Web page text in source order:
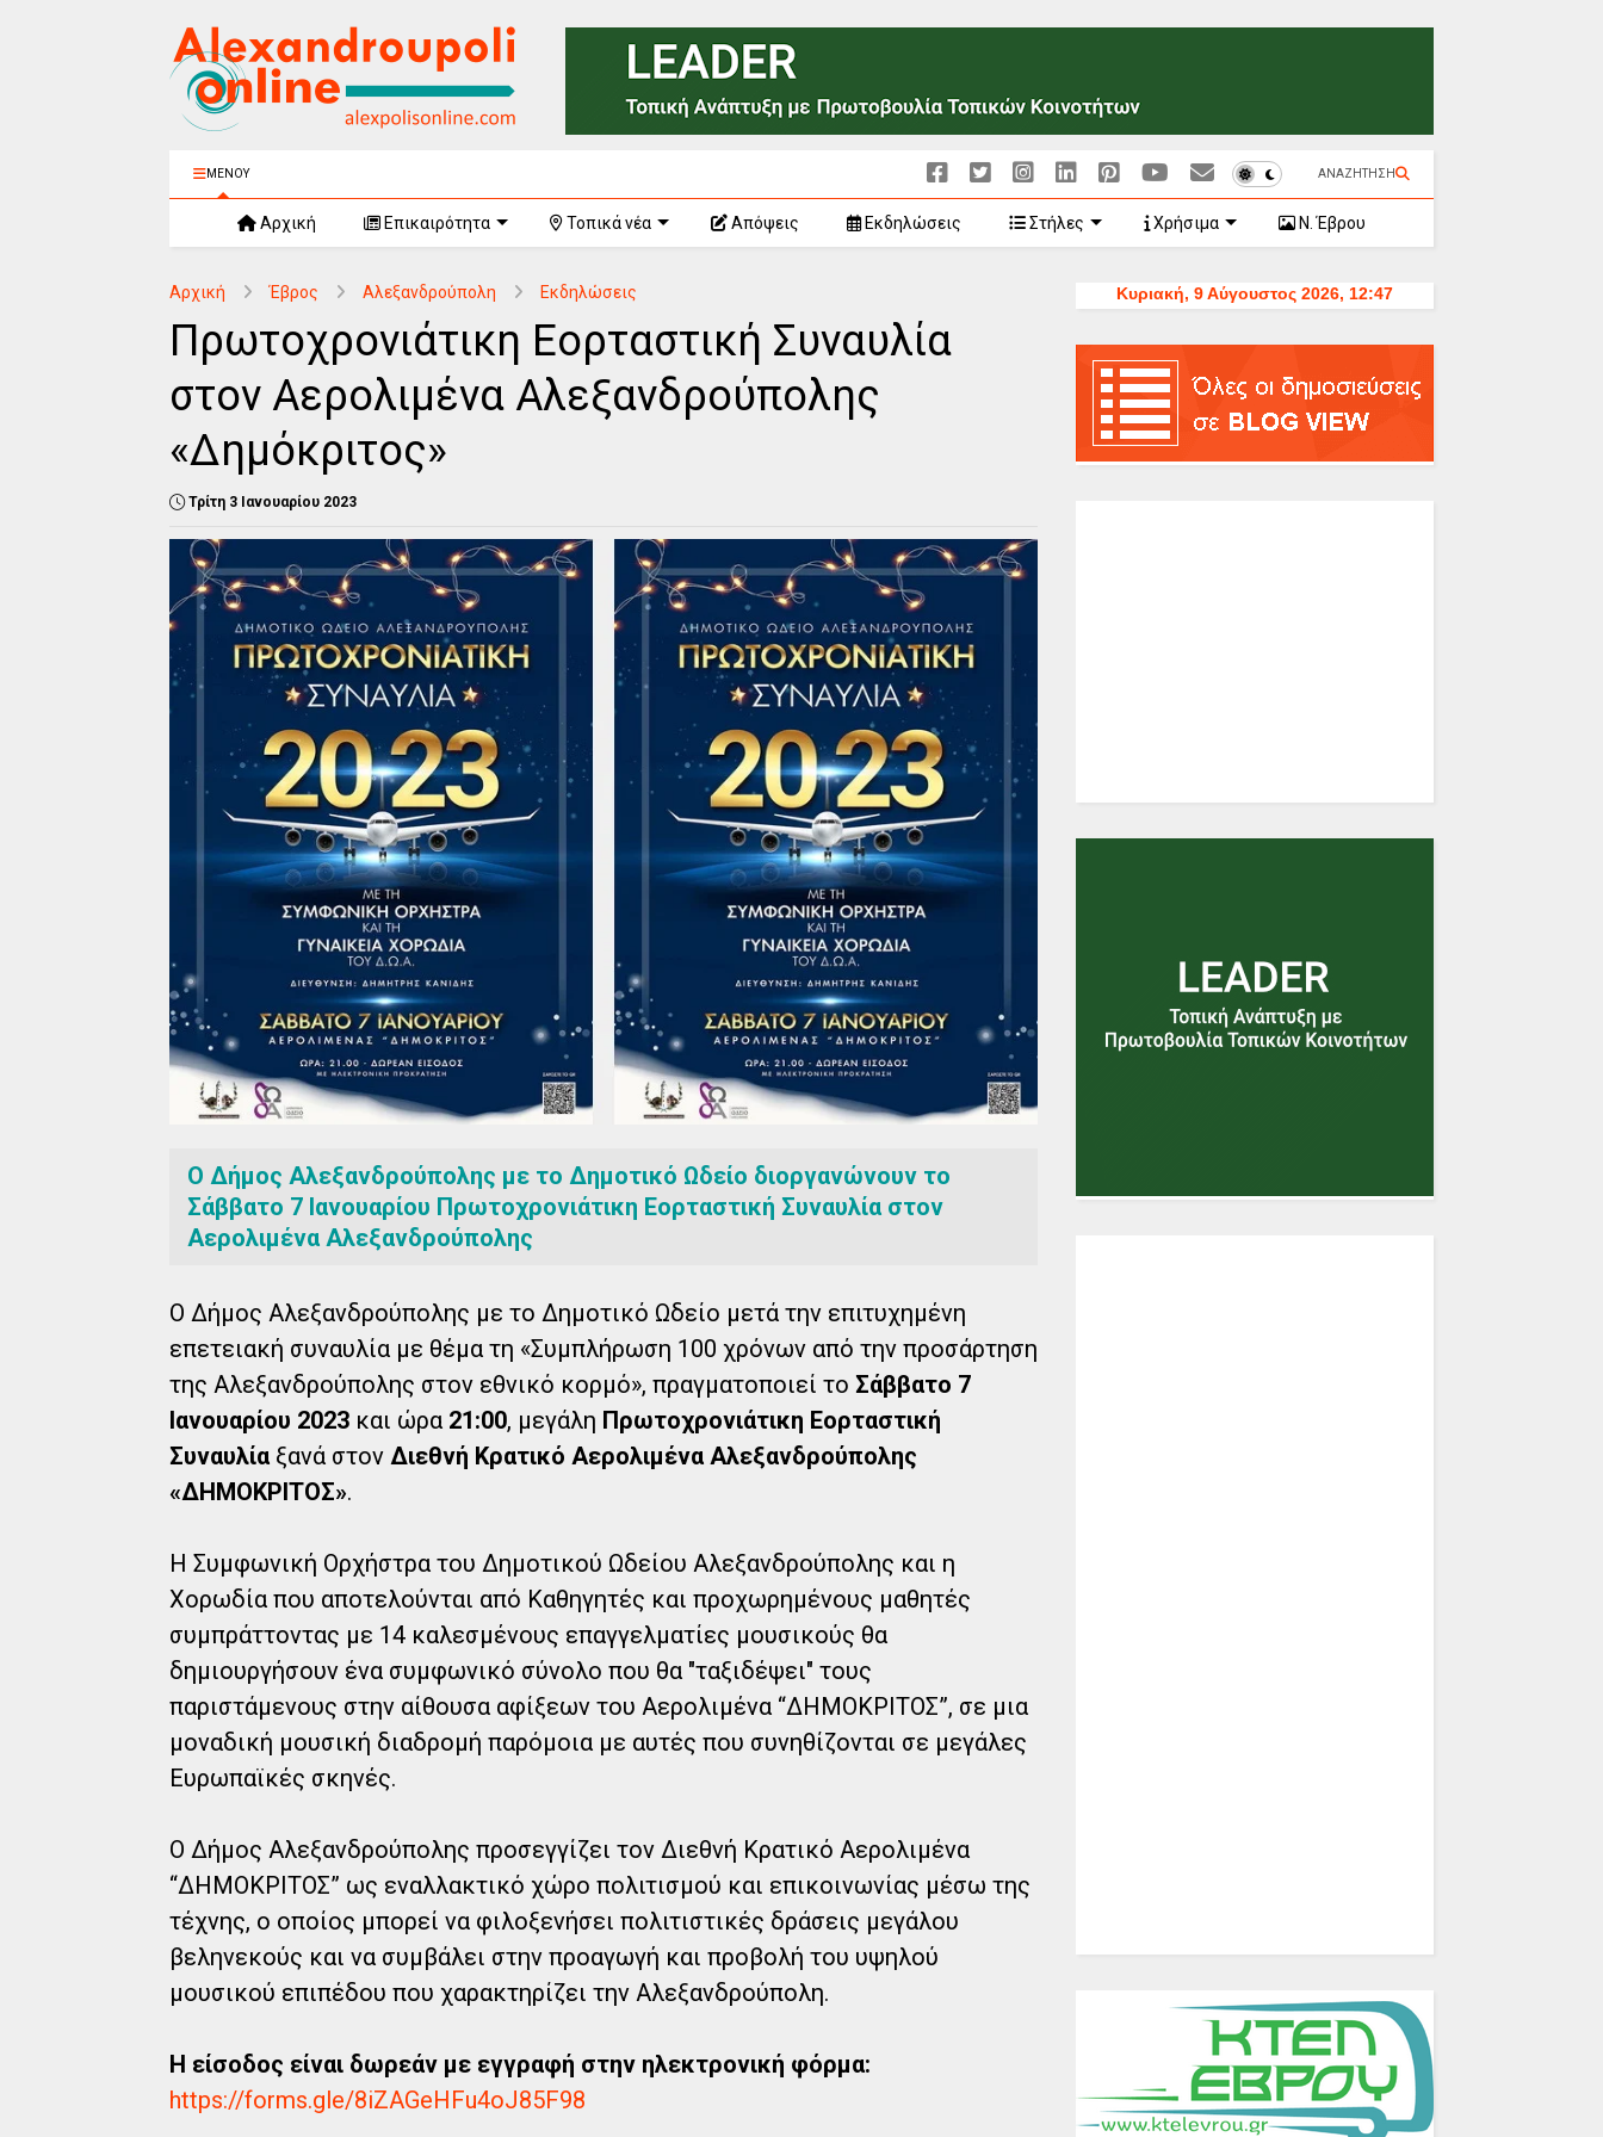
ΜΕΝΟΥ ΑΝΑΖΗΤΗΣΗ
Αρχική Επικαιρότητα Τοπικά νέα Απόψεις Εκδηλώσεις Στήλες Χρήσιμα Ν. Έβρου
Αρχική Έβρος Αλεξανδρούπολη Εκδηλώσεις
Πρωτοχρονιάτικη Εορταστική Συναυλία
στον Αερολιμένα Αλεξανδρούπολης
«Δημόκριτος»
Τρίτη 3 Ιανουαρίου 2023
Ο Δήμος Αλεξανδρούπολης με το Δημοτικό Ωδείο διοργανώνουν το
Σάββατο 7 Ιανουαρίου Πρωτοχρονιάτικη Εορταστική Συναυλία στον
Αερολιμένα Αλεξανδρούπολης
Ο Δήμος Αλεξανδρούπολης με το Δημοτικό Ωδείο μετά την επιτυχημένη
επετειακή συναυλία με θέμα τη «Συμπλήρωση 100 χρόνων από την προσάρτηση
της Αλεξανδρούπολης στον εθνικό κορμό», πραγματοποιεί το Σάββατο 7
Ιανουαρίου 2023 και ώρα 21:00, μεγάλη Πρωτοχρονιάτικη Εορταστική
Συναυλία ξανά στον Διεθνή Κρατικό Αερολιμένα Αλεξανδρούπολης
«ΔΗΜΟΚΡΙΤΟΣ».
Η Συμφωνική Ορχήστρα του Δημοτικού Ωδείου Αλεξανδρούπολης και η
Χορωδία που αποτελούνται από Καθηγητές και προχωρημένους μαθητές
συμπράττοντας με 14 καλεσμένους επαγγελματίες μουσικούς θα
δημιουργήσουν ένα συμφωνικό σύνολο που θα "ταξιδέψει" τους
παριστάμενους στην αίθουσα αφίξεων του Αερολιμένα “ΔΗΜΟΚΡΙΤΟΣ”, σε μια
μοναδική μουσική διαδρομή παρόμοια με αυτές που συνηθίζονται σε μεγάλες
Ευρωπαϊκές σκηνές.
Ο Δήμος Αλεξανδρούπολης προσεγγίζει τον Διεθνή Κρατικό Αερολιμένα
“ΔΗΜΟΚΡΙΤΟΣ” ως εναλλακτικό χώρο πολιτισμού και επικοινωνίας μέσω της
τέχνης, ο οποίος μπορεί να φιλοξενήσει πολιτιστικές δράσεις μεγάλου
βεληνεκούς και να συμβάλει στην προαγωγή και προβολή του υψηλού
μουσικού επιπέδου που χαρακτηρίζει την Αλεξανδρούπολη.
Η είσοδος είναι δωρεάν με εγγραφή στην ηλεκτρονική φόρμα:
https://forms.gle/8iZAGeHFu4oJ85F98